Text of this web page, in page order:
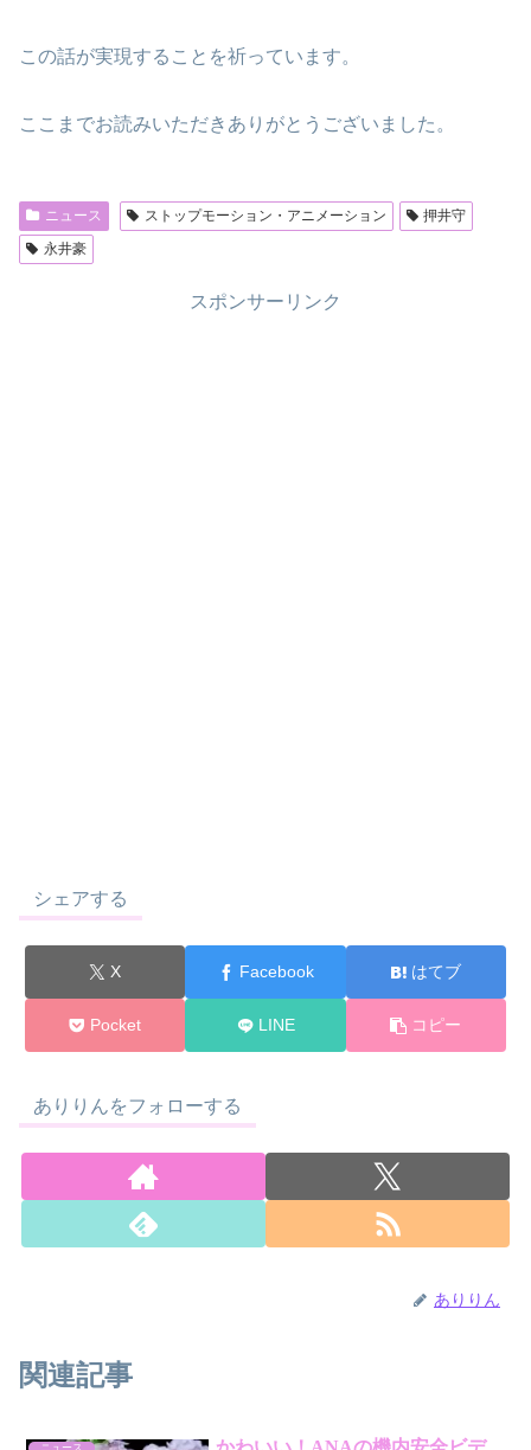
この話が実現することを祈っています。
ここまでお読みいただきありがとうございました。
ニュース ストップモーション・アニメーション
押井守
永井豪
スポンサーリンク
シェアする
X Facebook はてブ
Pocket LINE コピー
ありりんをフォローする
ありりん
関連記事